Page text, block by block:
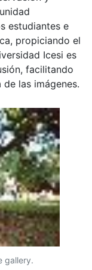
estudiantes e
propiciando el
Icesi es
facilitando
las imágenes.
gallery.